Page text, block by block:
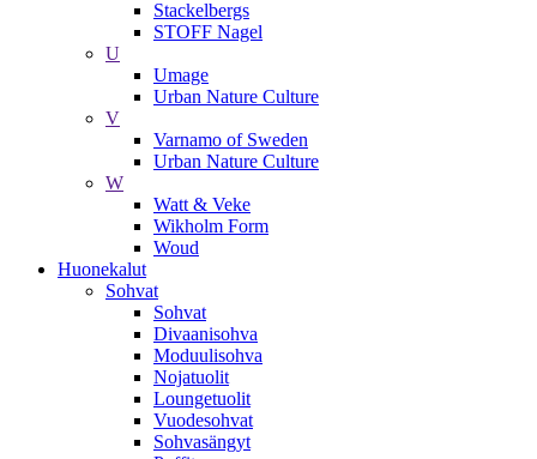
Stackelbergs
STOFF Nagel
U
Umage
Urban Nature Culture
V
Varnamo of Sweden
Urban Nature Culture
W
Watt & Veke
Wikholm Form
Woud
Huonekalut
Sohvat
Sohvat
Divaanisohva
Moduulisohva
Nojatuolit
Loungetuolit
Vuodesohvat
Sohvasängyt